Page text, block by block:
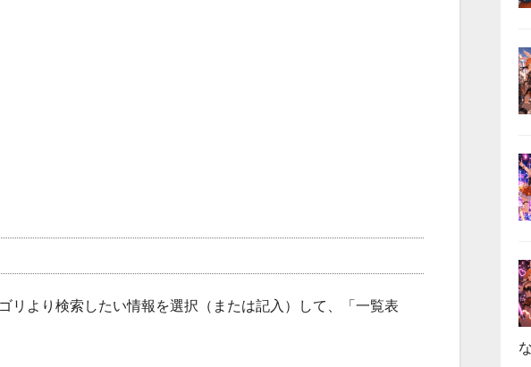
リより検索したい情報を選択（または記入）して、「一覧表